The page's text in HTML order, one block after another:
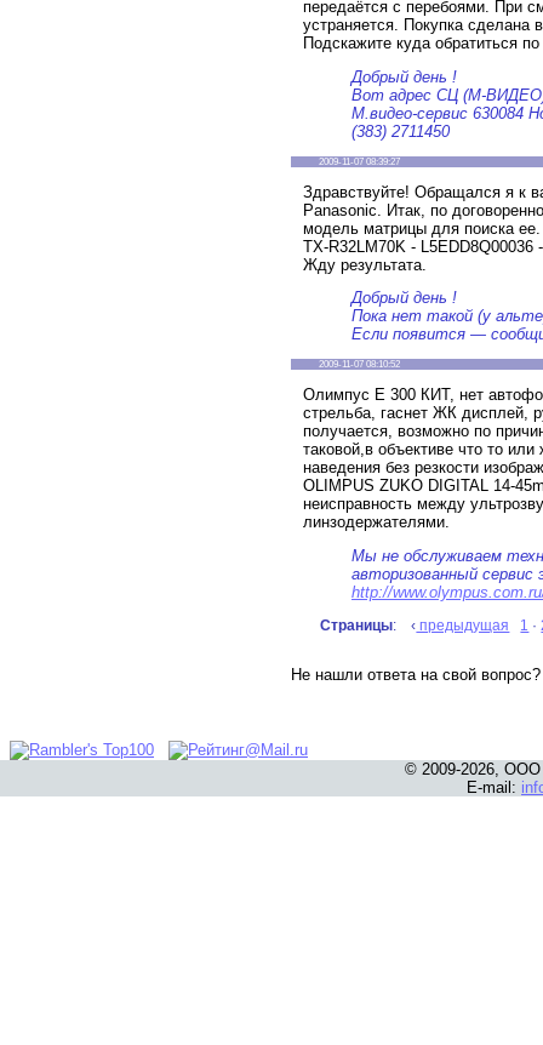
передаётся с перебоями. При
устраняется. Покупка
Подскажите куда обратиться
Добрый день !
Вот адрес СЦ (М-
М.видео-сервис 630084
(383) 2711450
2009-11-07 08:39:27
Здравствуйте! Обращался я к
Panasonic. Итак, по
модель матрицы для поиска ее.
TX-R32LM70K - L5EDD8Q00036
Жду результата.
Добрый день !
Пока нет такой (у
Если появится —
2009-11-07 08:10:52
Олимпус Е 300 КИТ, нет
стрельба, гаснет ЖК дисплей,
получается, возможно по
таковой,в объективе что то
наведения без резкости
OLIMPUS ZUKO DIGITAL 14-
неисправность между
линзодержателями.
Мы не обслуживаем
авторизованный сервис
http://
Страницы: ‹ предыдущая 1 ·
Не нашли ответа на свой
© 2009-2026, ООО
E-mail: